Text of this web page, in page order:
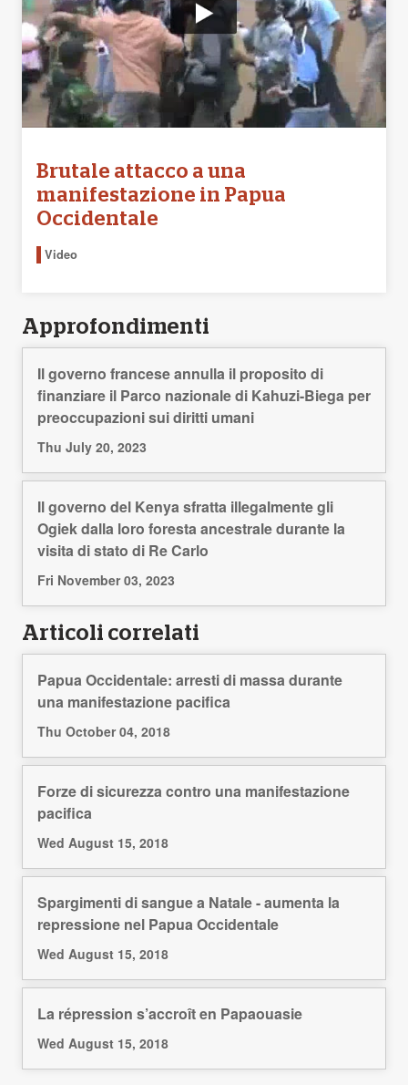
Brutale attacco a una
manifestazione in Papua
Occidentale
Video
Approfondimenti
Il governo francese annulla il proposito di
finanziare il Parco nazionale di Kahuzi-Biega per
preoccupazioni sui diritti umani
Thu July 20, 2023
Il governo del Kenya sfratta illegalmente gli
Ogiek dalla loro foresta ancestrale durante la
visita di stato di Re Carlo
Fri November 03, 2023
Articoli correlati
Papua Occidentale: arresti di massa durante
una manifestazione pacifica
Thu October 04, 2018
Forze di sicurezza contro una manifestazione
pacifica
Wed August 15, 2018
Spargimenti di sangue a Natale - aumenta la
repressione nel Papua Occidentale
Wed August 15, 2018
La répression s’accroît en Papaouasie
Wed August 15, 2018